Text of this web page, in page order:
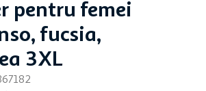
pentru femei
fucsia,
3XL